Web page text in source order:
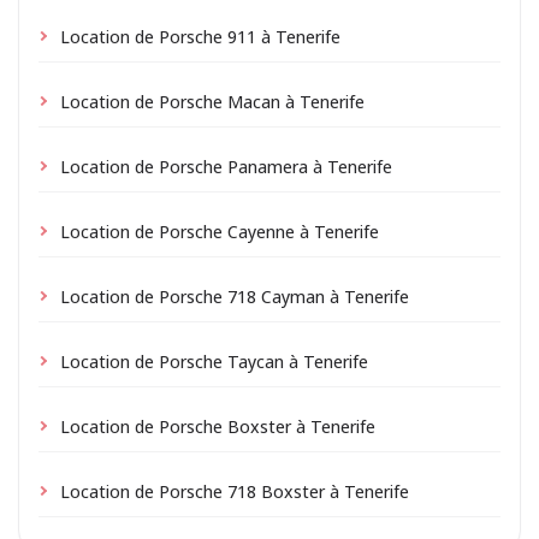
Location de Porsche 911 à Tenerife
Location de Porsche Macan à Tenerife
Location de Porsche Panamera à Tenerife
Location de Porsche Cayenne à Tenerife
Location de Porsche 718 Cayman à Tenerife
Location de Porsche Taycan à Tenerife
Location de Porsche Boxster à Tenerife
Location de Porsche 718 Boxster à Tenerife